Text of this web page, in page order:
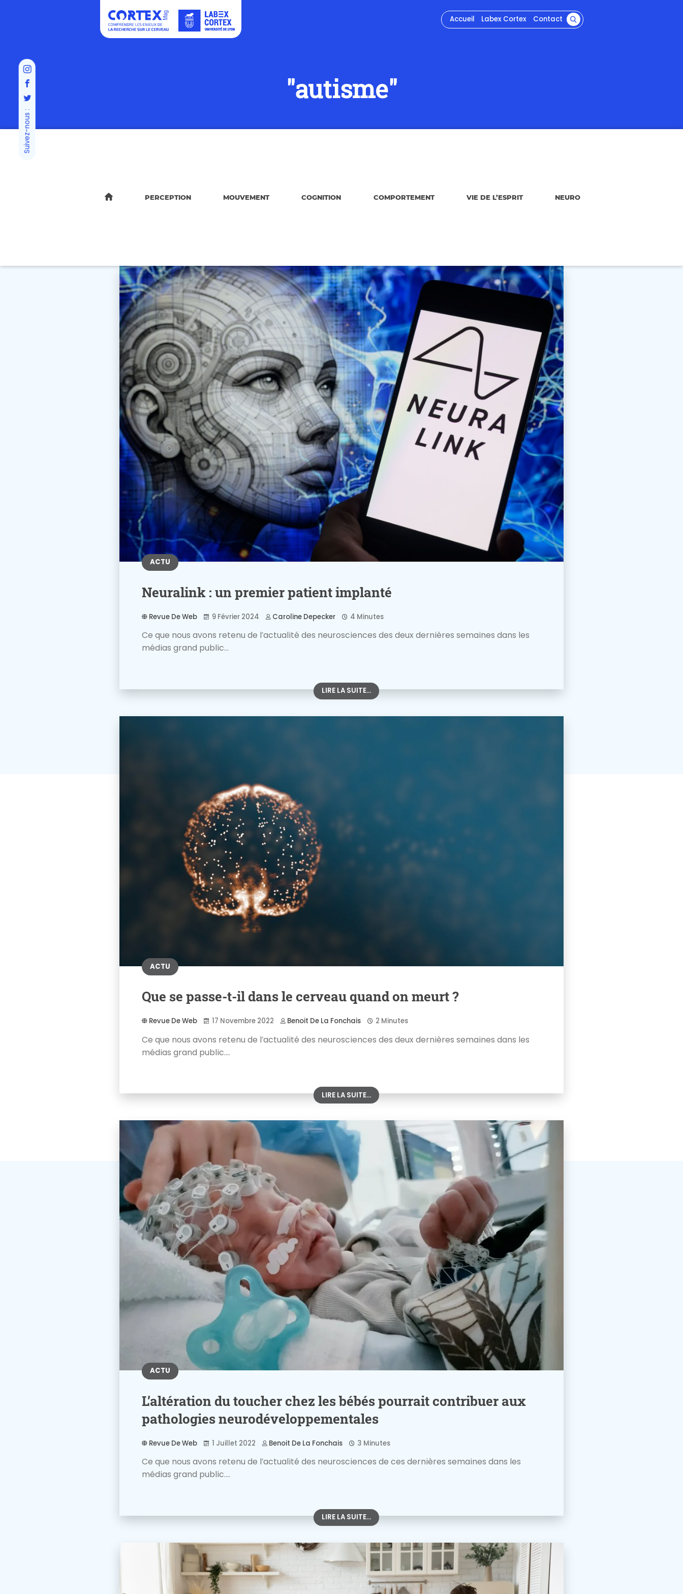
Accueil Labex Cortex Contact
Suivez-nous :
"autisme"
PERCEPTION MOUVEMENT COGNITION COMPORTEMENT VIE DE L’ESPRIT NEURO
ACTU
Neuralink : un premier patient implanté
Revue De Web 9 Février 2024 Caroline Depecker 4 Minutes
Ce que nous avons retenu de l’actualité des neurosciences des deux dernières semaines dans les
médias grand public...
LIRE LA SUITE...
ACTU
Que se passe-t-il dans le cerveau quand on meurt ?
Revue De Web 17 Novembre 2022 Benoit De La Fonchais 2 Minutes
Ce que nous avons retenu de l’actualité des neurosciences des deux dernières semaines dans les
médias grand public....
LIRE LA SUITE...
ACTU
L’altération du toucher chez les bébés pourrait contribuer aux
pathologies neurodéveloppementales
Revue De Web 1 Juillet 2022 Benoit De La Fonchais 3 Minutes
Ce que nous avons retenu de l’actualité des neurosciences de ces dernières semaines dans les
médias grand public....
LIRE LA SUITE...